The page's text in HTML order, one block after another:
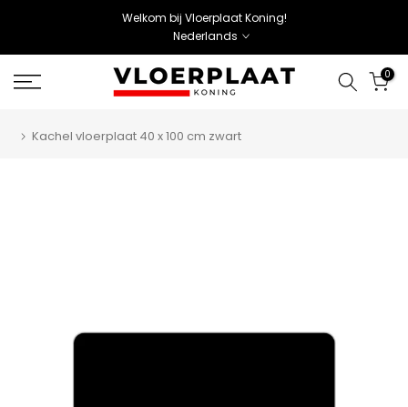
Welkom bij Vloerplaat Koning!
Nederlands
0
Kachel vloerplaat 40 x 100 cm zwart